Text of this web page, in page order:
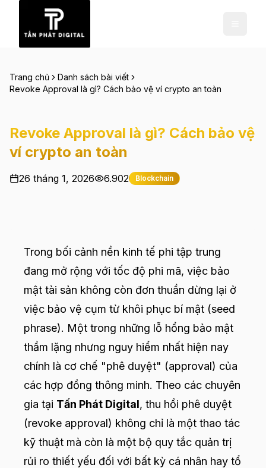
Trang chủ
Danh sách bài viết
Revoke Approval là gì? Cách bảo vệ ví crypto an toàn
Revoke Approval là gì? Cách bảo vệ
ví crypto an toàn
26 tháng 1, 2026 6.902 Blockchain
Trong bối cảnh nền kinh tế phi tập trung
đang mở rộng với tốc độ phi mã, việc bảo
mật tài sản không còn đơn thuần dừng lại ở
việc bảo vệ cụm từ khôi phục bí mật (seed
phrase). Một trong những lỗ hổng bảo mật
thầm lặng nhưng nguy hiểm nhất hiện nay
chính là cơ chế "phê duyệt" (approval) của
các hợp đồng thông minh. Theo các chuyên
gia tại Tấn Phát Digital, thu hồi phê duyệt
(revoke approval) không chỉ là một thao tác
kỹ thuật mà còn là một bộ quy tắc quản trị
rủi ro thiết yếu đối với bất kỳ cá nhân hay tổ